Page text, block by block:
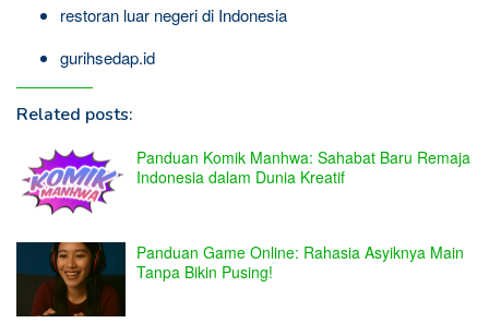
restoran luar negeri di Indonesia
gurihsedap.id
Related posts:
Panduan Komik Manhwa: Sahabat Baru Remaja
Indonesia dalam Dunia Kreatif
Panduan Game Online: Rahasia Asyiknya Main
Tanpa Bikin Pusing!